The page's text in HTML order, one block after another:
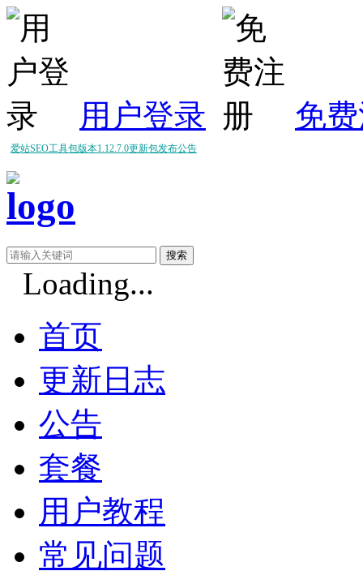
用户登录 免
爱站SEO工具包版本1.12.7.0更新包发布公告
爱站SEO工具包版本1.12.5.0更新包发布公告
Loading...
首页
更新日志
公告
套餐
用户教程
常见问题